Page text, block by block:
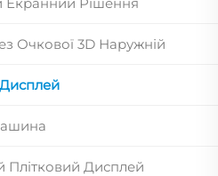
Очкової 3D Наружній
Плітковий Дисплей